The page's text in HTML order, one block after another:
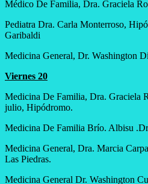
Médico De Familia, Dra. Graciela
Pediatra Dra. Carla Monterroso,
Garibaldi
Medicina General, Dr. Washington
Viernes 20
Medicina De Familia, Dra. Graciela
julio, Hipódromo.
Medicina De Familia Brío. Albisu
Medicina General, Dra. Marcia
Las Piedras.
Medicina General Dr. Washington